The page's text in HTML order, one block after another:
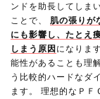
ンドを助長してしま
ことで、 肌の張りが
にも影響し、たとえ
しまう原因 になりま
能性があることも理
う比較的ハードなダ
ます。 理想的なＰＦ